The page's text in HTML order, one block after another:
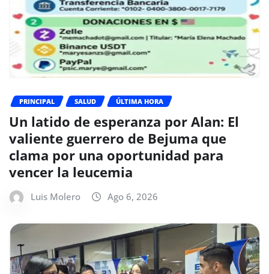
PRINCIPAL SALUD ÚLTIMA HORA
Un latido de esperanza por Alan: El
valiente guerrero de Bejuma que
clama por una oportunidad para
vencer la leucemia
Luis Molero Ago 6, 2026